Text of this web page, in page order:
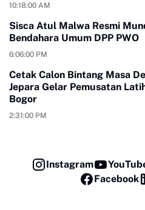
10:18:00 AM
Sisca Atul Malwa Resmi
Bendahara Umum DPP PWO
6:06:00 PM
Cetak Calon Bintang Masa
Jepara Gelar Pemusatan
Bogor
2:31:00 PM
Instagram
Facebook